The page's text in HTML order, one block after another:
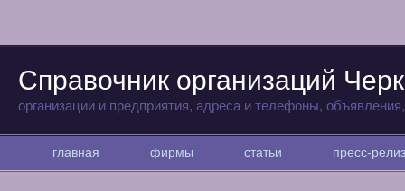
Справочник организаций
организации и предприятия, адреса и телефоны,
главная фирмы статьи пресс-